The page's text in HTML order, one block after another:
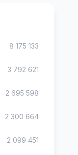
8 175 133
3 792 621
2 695 598
2 300 664
2 099 451